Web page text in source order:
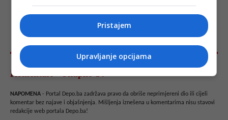
Komentari - Ukupno 14
NAPOMENA - Portal Depo.ba zadržava pravo da obriše neprimjereni dio ili cijeli
komentar bez najave i objašnjenja. Mišljenja iznešena u komentarima nisu stavovi
redakcije web portala Depo.ba!
Pristajem
Upravljanje opcijama